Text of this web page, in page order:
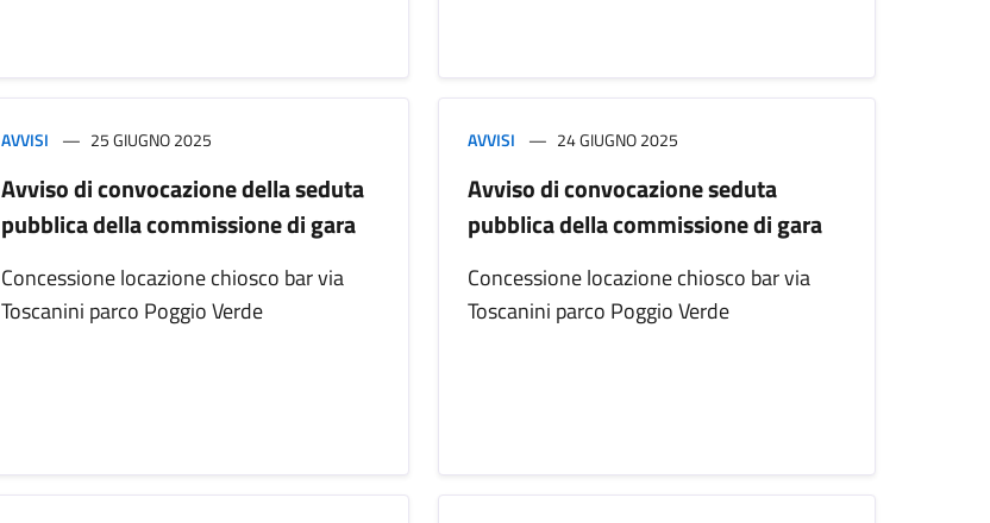
AVVISI 25 GIUGNO 2025
Avviso di convocazione della seduta
pubblica della commissione di gara
Concessione locazione chiosco bar via
Toscanini parco Poggio Verde
AVVISI 24 GIUGNO 2025
Avviso di convocazione seduta
pubblica della commissione di gara
Concessione locazione chiosco bar via
Toscanini parco Poggio Verde